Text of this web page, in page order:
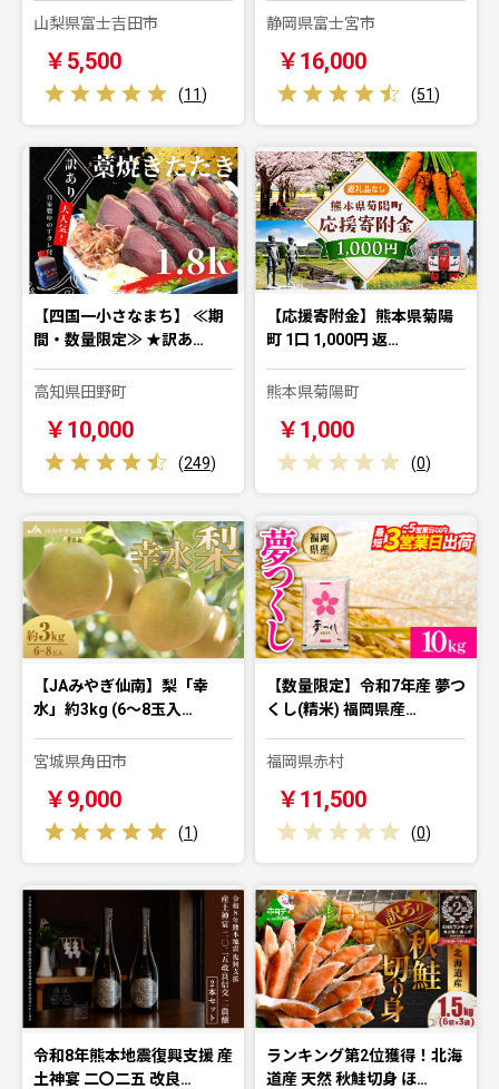
山梨県富士吉田市
￥5,500
(11)
静岡県富士宮市
￥16,000
(51)
【四国一小さなまち】 ≪期
間・数量限定≫ ★訳あ…
高知県田野町
￥10,000
(249)
【応援寄附金】熊本県菊陽
町 1口 1,000円 返…
熊本県菊陽町
￥1,000
(0)
【JAみやぎ仙南】梨「幸
水」約3kg (6～8玉入…
宮城県角田市
￥9,000
(1)
【数量限定】令和7年産 夢つ
くし(精米) 福岡県産…
福岡県赤村
￥11,500
(0)
令和8年熊本地震復興支援 産
土神宴 二〇二五 改良…
ランキング第2位獲得！北海
道産 天然 秋鮭切身 ほ…